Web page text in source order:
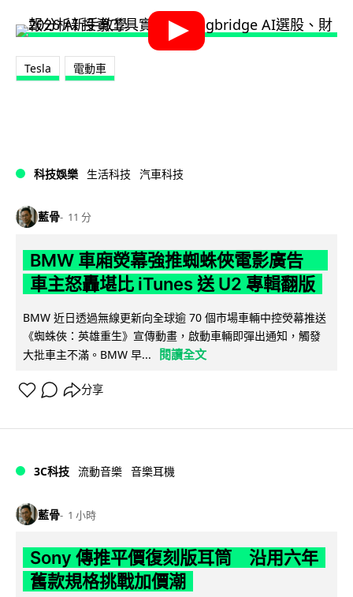
Tesla 電動車
科技娛樂 生活科技 汽車科技
藍骨 11 分
BMW 車廂熒幕強推蜘蛛俠電影廣告
車主怒轟堪比 iTunes 送 U2 專輯翻版
BMW 近日透過無線更新向全球逾 70 個市場車輛中控熒幕推送
《蜘蛛俠：英雄重生》宣傳動畫，啟動車輛即彈出通知，觸發
大批車主不滿。BMW 早...
閱讀全文
分享
3C科技 流動音樂 音樂耳機
藍骨 1 小時
Sony 傳推平價復刻版耳筒 沿用六年
舊款規格挑戰加價潮